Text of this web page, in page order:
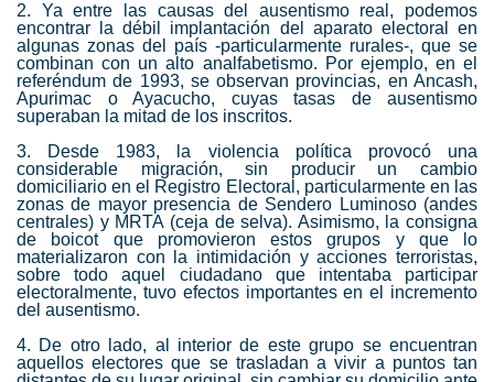
2. Ya entre las causas del ausentismo real, podemos
encontrar la débil implantación del aparato electoral en
algunas zonas del país -particularmente rurales-, que se
combinan con un alto analfabetismo. Por ejemplo, en el
referéndum de 1993, se observan provincias, en Ancash,
Apurimac o Ayacucho, cuyas tasas de ausentismo
superaban la mitad de los inscritos.
3. Desde 1983, la violencia política provocó una
considerable migración, sin producir un cambio
domiciliario en el Registro Electoral, particularmente en las
zonas de mayor presencia de Sendero Luminoso (andes
centrales) y MRTA (ceja de selva). Asimismo, la consigna
de boicot que promovieron estos grupos y que lo
materializaron con la intimidación y acciones terroristas,
sobre todo aquel ciudadano que intentaba participar
electoralmente, tuvo efectos importantes en el incremento
del ausentismo.
4. De otro lado, al interior de este grupo se encuentran
aquellos electores que se trasladan a vivir a puntos tan